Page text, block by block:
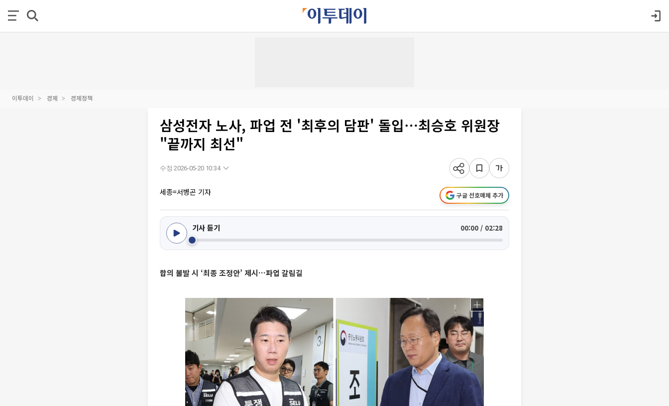
이투데이 경제 경제정책
삼성전자 노사, 파업 전 '최후의 담판' 돌입⋯최승호 위원장
"끝까지 최선"
수정 2026-05-20 10:34
세종=서병곤 기자 구글 선호매체 추가
기사 듣기 00:00 / 02:28
합의 불발 시 ‘최종 조정안’ 제시…파업 갈림길